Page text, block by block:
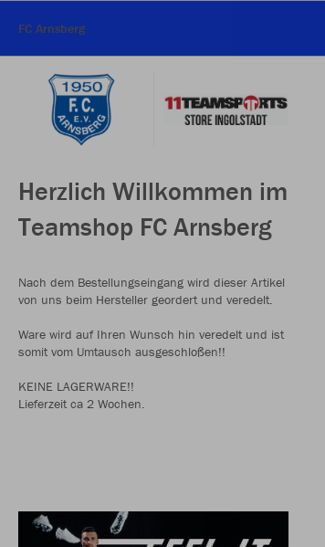
FC Arnsberg
Herzlich Willkommen im
Teamshop FC Arnsberg
Nach dem Bestellungseingang wird dieser Artikel
von uns beim Hersteller geordert und veredelt.
Ware wird auf Ihren Wunsch hin veredelt und ist
somit vom Umtausch ausgeschloßen!!
KEINE LAGERWARE!!
Lieferzeit ca 2 Wochen.